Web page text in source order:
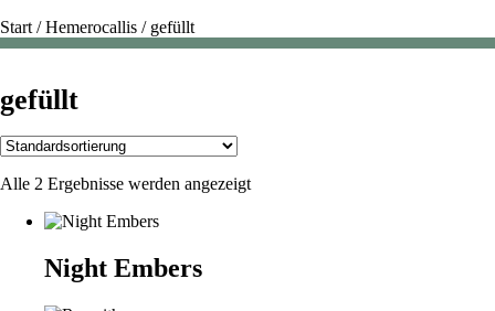
Start /Hemerocallis / gefüllt
gefüllt
Alle 2 Ergebnisse werden angezeigt
Night Embers